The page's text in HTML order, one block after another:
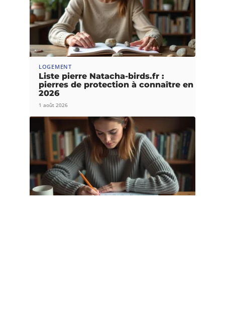
LOGEMENT
Liste pierre Natacha-birds.fr :
pierres de protection à connaître en
2026
1 août 2026